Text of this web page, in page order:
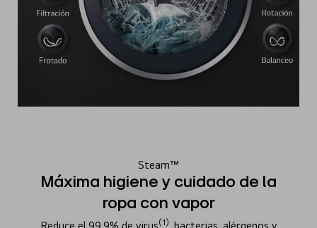
Steam™
Máxima higiene y cuidado de la
ropa con vapor
(1)